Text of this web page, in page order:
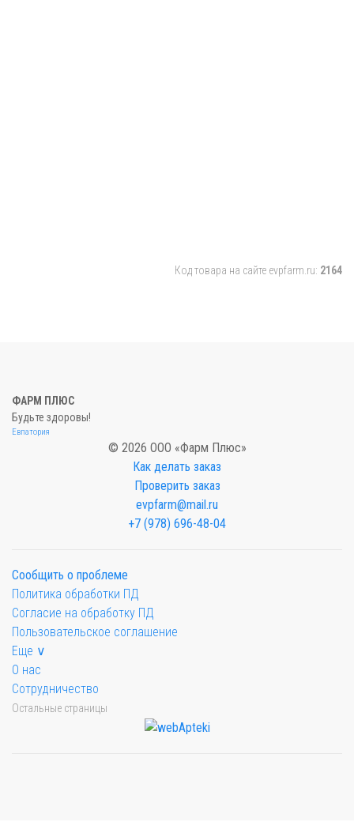
Код товара на сайте evpfarm.ru: 2164
ФАРМ ПЛЮС
Будьте здоровы!
Евпатория
© 2026 ООО «Фарм Плюс»
Как делать заказ
Проверить заказ
evpfarm@mail.ru
+7 (978) 696-48-04
Сообщить о проблеме
Политика обработки ПД
Согласие на обработку ПД
Пользовательское соглашение
Еще ∨
О нас
Сотрудничество
Остальные страницы